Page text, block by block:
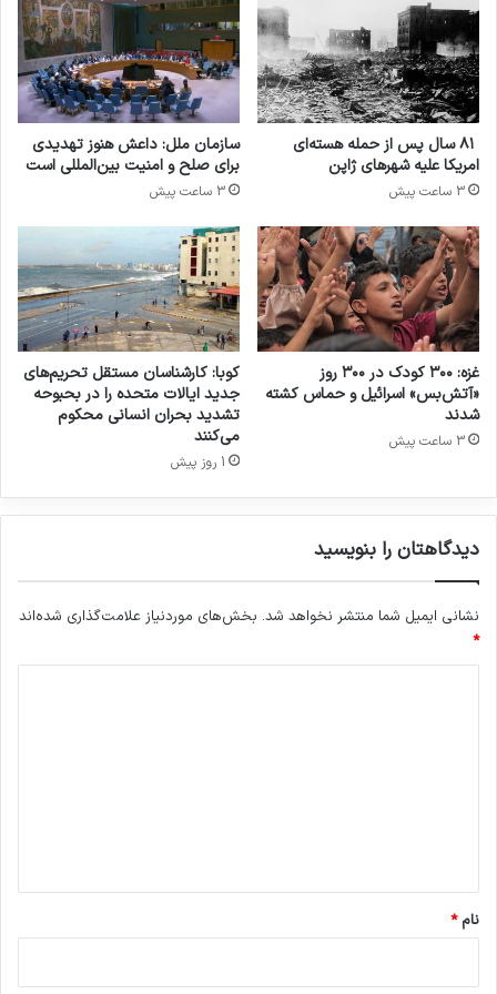
خشونت ها در بورکینافاسو موجب تخریب زیرساختها
و آسیب رسیدن به خدمات و نهادهای دولتی شده و
به عنوان نمونه، تعداد مدارسی که در سال 2021
بسته شده اند به میزان 3 هزار مدرسه بود که در
آوارگان بورکینافاسو تروریسم
کپی لینک
۸۱ سال پس از حمله هسته‌ای
امریکا علیه شهرهای ژاپن
3 ساعت پیش
سازمان ملل: داعش هنوز تهدیدی
برای صلح و امنیت بین‌المللی است
3 ساعت پیش
غزه: ۳۰۰ کودک در ۳۰۰ روز
«آتش‌بس» اسرائیل و حماس کشته
شدند
3 ساعت پیش
کوبا: کارشناسان مستقل تحریم‌های
جدید ایالات متحده را در بحبوحه
تشدید بحران انسانی محکوم
می‌کنند
1 روز پیش
دیدگاهتان را بنویسید
نشانی ایمیل شما منتشر نخواهد شد. بخش‌های موردنیاز علامت‌گذاری شده‌اند
*
نام*